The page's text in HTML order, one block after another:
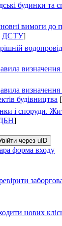
будинки та
вимоги до
ДСТУ]
водопровід
визначення
визначення
будівництва
і споруди.
]
через uID
форма входу
нових